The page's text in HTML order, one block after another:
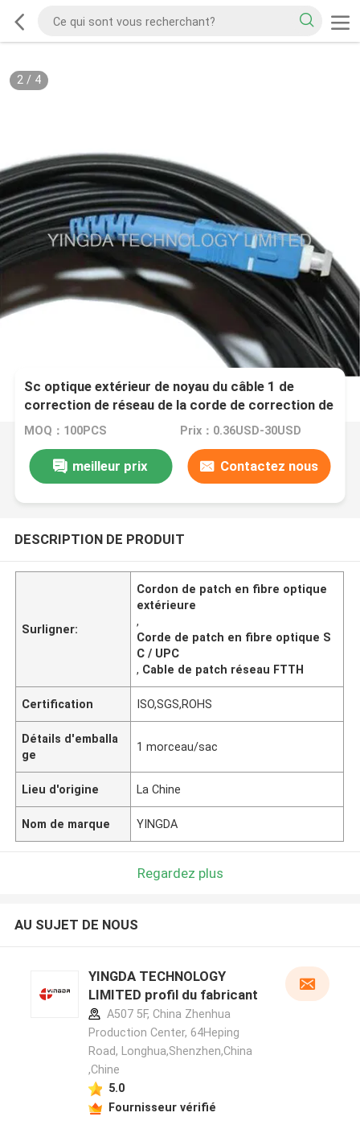
2/ 4
Sc optique extérieur de noyau du câble 1 de
correction de réseau de la corde de correction de
fibre FTTH/UPC - Sc/UPC 40M
MOQ：100PCS Prix：0.36USD-30USD
meilleur prix Contactez nous
DESCRIPTION DE PRODUIT
Surligner:
Cordon de patch en fibre optique
extérieure
,
Corde de patch en fibre optique S
C / UPC
, Cable de patch réseau FTTH
Certification ISO,SGS,ROHS
Détails d'emballa
ge
1 morceau/sac
Lieu d'origine La Chine
Nom de marque YINGDA
Regardez plus
AU SUJET DE NOUS
YINGDA TECHNOLOGY
LIMITED profil du fabricant
A507 5F, China Zhenhua
Production Center, 64Heping
Road, Longhua,Shenzhen,China
,Chine
5.0
Fournisseur vérifié